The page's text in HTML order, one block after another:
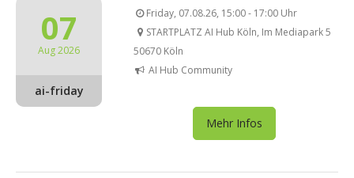
07
Aug 2026
ai-friday
Friday, 07.08.26, 15:00 - 17:00 Uhr
STARTPLATZ AI Hub Köln, Im Mediapark 5
50670 Köln
AI Hub Community
Mehr Infos